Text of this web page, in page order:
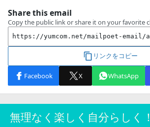
無理なく楽しく自分らしく！